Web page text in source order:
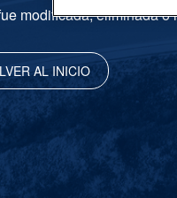
modificada, eliminada o
AL INICIO